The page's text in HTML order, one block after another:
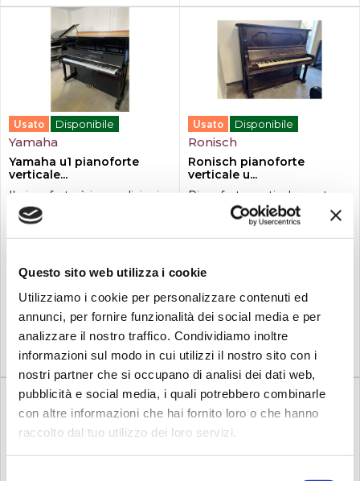
Questo sito web utilizza i cookie
Utilizziamo i cookie per personalizzare contenuti ed
annunci, per fornire funzionalità dei social media e per
analizzare il nostro traffico. Condividiamo inoltre
informazioni sul modo in cui utilizzi il nostro sito con i
nostri partner che si occupano di analisi dei dati web,
pubblicità e social media, i quali potrebbero combinarle
con altre informazioni che hai fornito loro o che hanno
raccolto dal tuo utilizzo dei loro servizi.
Usato Disponibile
Yamaha
Yamaha u1 pianoforte
verticale...
Il pianoforte è in condizioni
estetico funzionali ottime,
ricondizionato e include
dodici mesi di garanzia per
prezzo pubblicato non
comprende le spese di
trasporto e consegna del
pianoforte.Lo strumento è
corredato del sistema silent,
3.000,00
Compra
Usato Disponibile
Ronisch
Ronisch pianoforte
verticale u...
Pianoforte verticale, usato
garantito 12 mesi.Il
pianoforte si presenta in
ottime condizioni funzionali
studiare lo strumento e
come strumento
complementare. Ottima
sonorità definita su tutta la
tastiera, suono equlibrato
Compra